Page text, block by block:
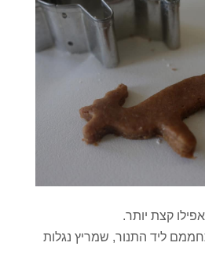
קצת יותר.
ליד התנור, שמריץ נגלות